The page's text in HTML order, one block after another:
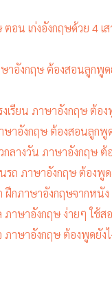
อน เก่งอังกฤษด้วย 4 เ
าอังกฤษ ต้องสอนลูกพูด
เรียน ภาษาอังกฤษ ต้อง
าอังกฤษ ต้องสอนลูกพูด
ลางวัน ภาษาอังกฤษ ต้
รถ ภาษาอังกฤษ ต้องพูด
ฝึกภาษาอังกฤษจากหนั
าษาอังกฤษ ง่ายๆ ใช้ส
ภาษาอังกฤษ ต้องพูดยังไ